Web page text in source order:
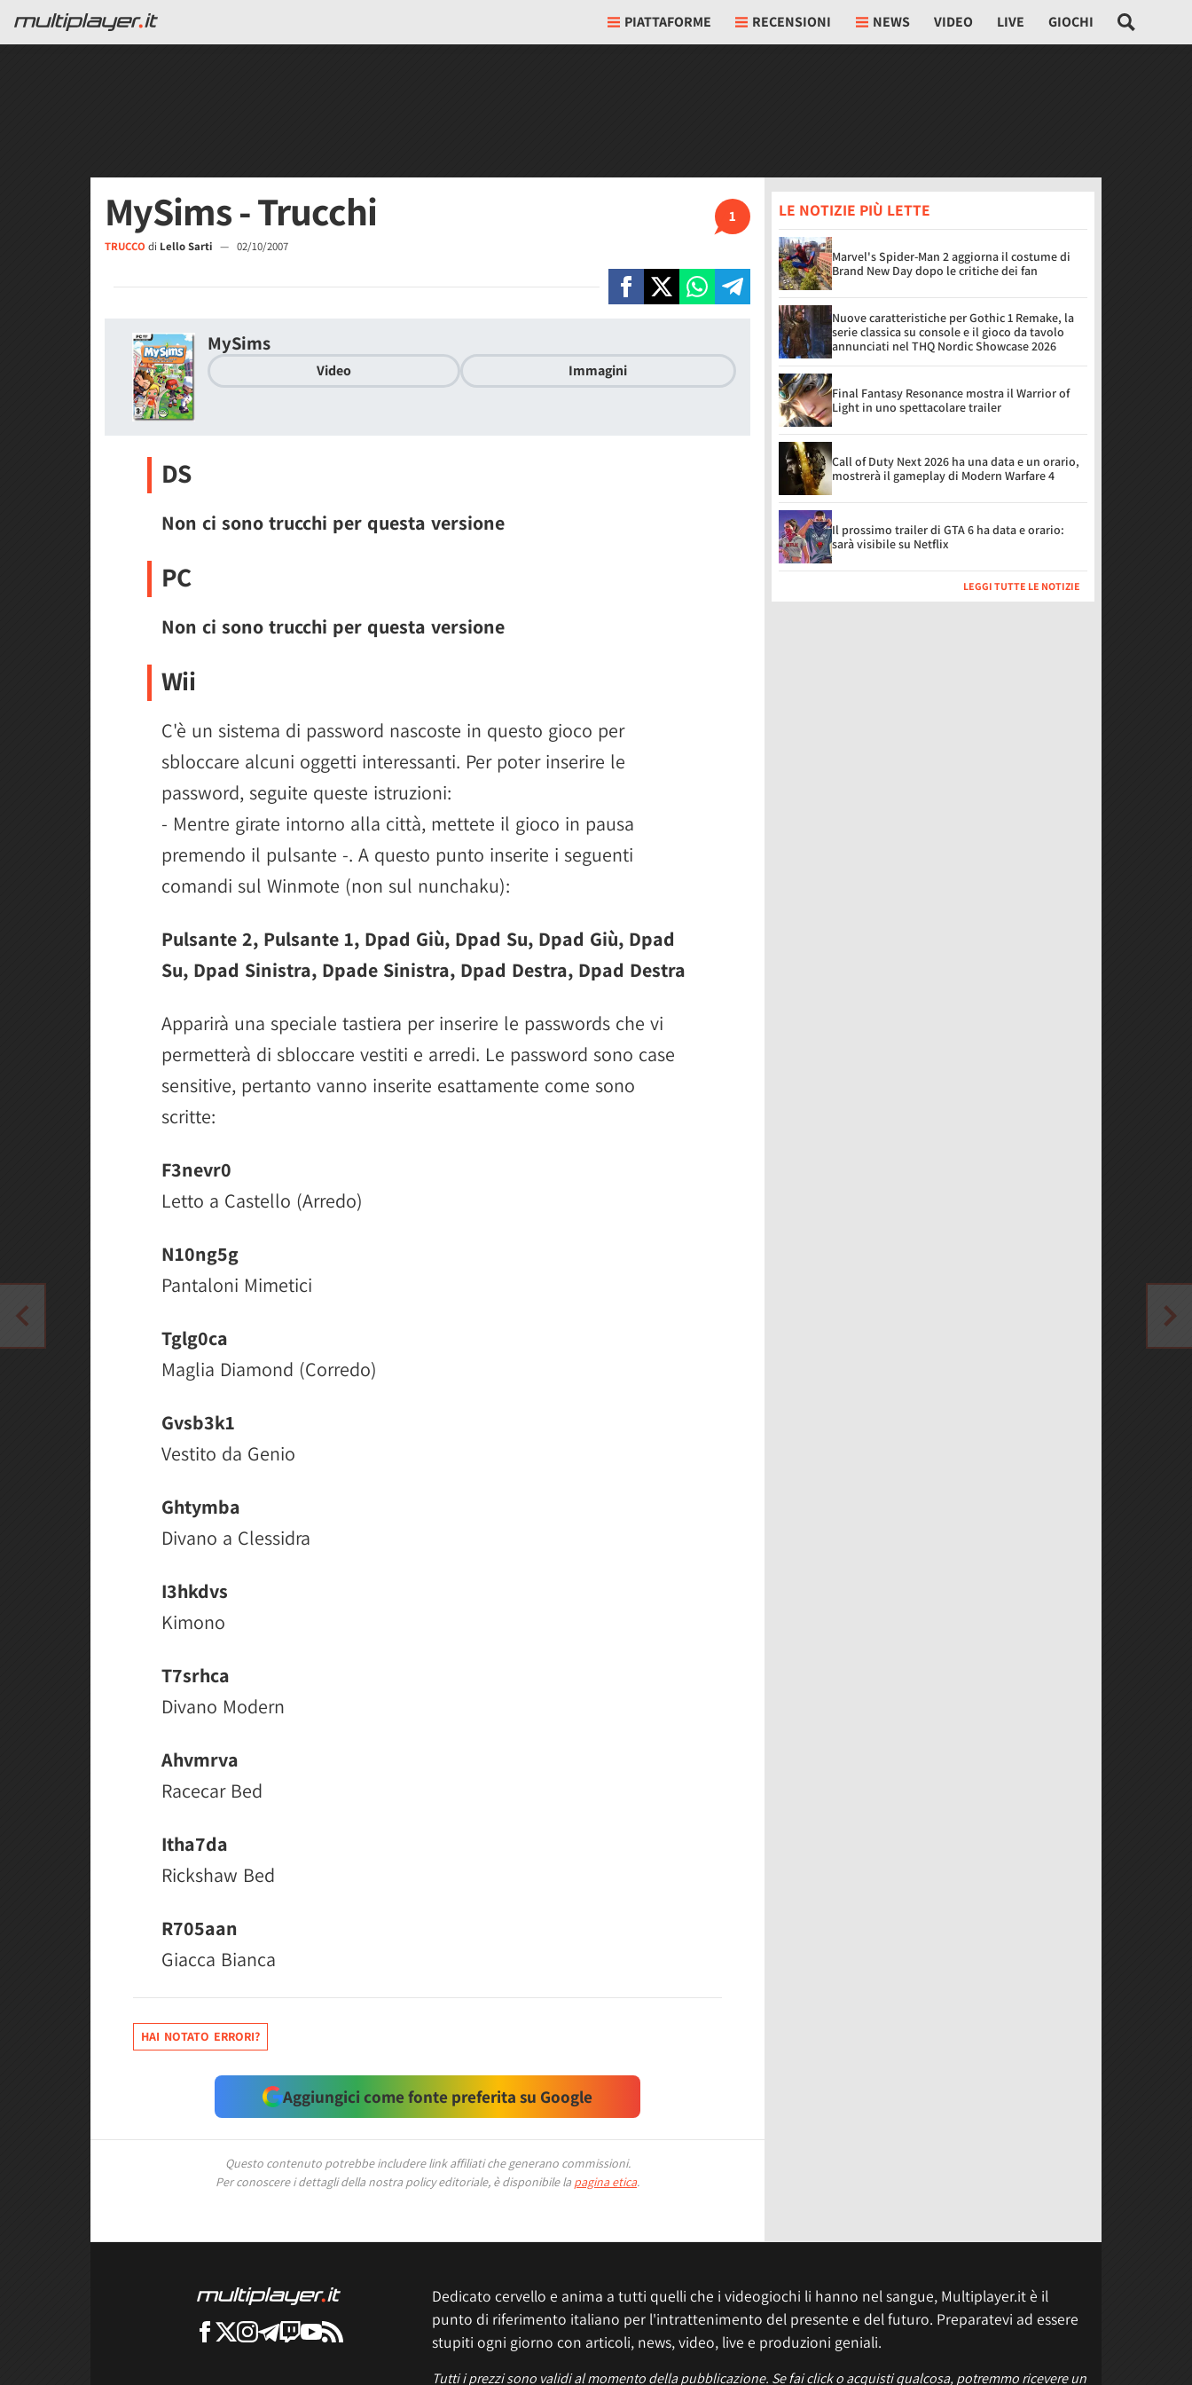
PIATTAFORME RECENSIONI NEWS VIDEO LIVE GIOCHI
1
MySims - Trucchi
TRUCCO di Lello Sarti — 02/10/2007
MySims
Video Immagini
DS
Non ci sono trucchi per questa versione
PC
Non ci sono trucchi per questa versione
Wii
C'è un sistema di password nascoste in questo gioco per
sbloccare alcuni oggetti interessanti. Per poter inserire le
password, seguite queste istruzioni:
- Mentre girate intorno alla città, mettete il gioco in pausa
premendo il pulsante -. A questo punto inserite i seguenti
comandi sul Winmote (non sul nunchaku):
Pulsante 2, Pulsante 1, Dpad Giù, Dpad Su, Dpad Giù, Dpad
Su, Dpad Sinistra, Dpade Sinistra, Dpad Destra, Dpad Destra
Apparirà una speciale tastiera per inserire le passwords che vi
permetterà di sbloccare vestiti e arredi. Le password sono case
sensitive, pertanto vanno inserite esattamente come sono
scritte:
F3nevr0
Letto a Castello (Arredo)
N10ng5g
Pantaloni Mimetici
Tglg0ca
Maglia Diamond (Corredo)
Gvsb3k1
Vestito da Genio
Ghtymba
Divano a Clessidra
I3hkdvs
Kimono
T7srhca
Divano Modern
Ahvmrva
Racecar Bed
Itha7da
Rickshaw Bed
R705aan
Giacca Bianca
HAI NOTATO ERRORI?
Aggiungici come fonte preferita su Google
Questo contenuto potrebbe includere link affiliati che generano commissioni.
Per conoscere i dettagli della nostra policy editoriale, è disponibile la pagina etica.
LE NOTIZIE PIÙ LETTE
Marvel's Spider-Man 2 aggiorna il costume di
Brand New Day dopo le critiche dei fan
Nuove caratteristiche per Gothic 1 Remake, la
serie classica su console e il gioco da tavolo
annunciati nel THQ Nordic Showcase 2026
Final Fantasy Resonance mostra il Warrior of
Light in uno spettacolare trailer
Call of Duty Next 2026 ha una data e un orario,
mostrerà il gameplay di Modern Warfare 4
Il prossimo trailer di GTA 6 ha data e orario:
sarà visibile su Netflix
LEGGI TUTTE LE NOTIZIE
Dedicato cervello e anima a tutti quelli che i videogiochi li hanno nel sangue, Multiplayer.it è il
punto di riferimento italiano per l'intrattenimento del presente e del futuro. Preparatevi ad essere
stupiti ogni giorno con articoli, news, video, live e produzioni geniali.
Tutti i prezzi sono validi al momento della pubblicazione. Se fai click o acquisti qualcosa, potremmo ricevere un